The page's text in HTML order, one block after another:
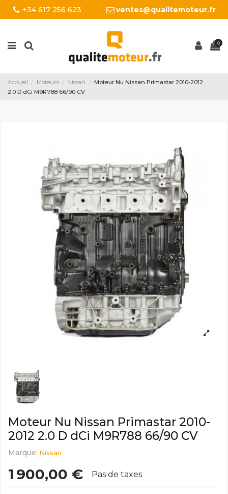
+34 617 256 623 ventes@qualitemoteur.fr
0
Accueil Moteurs Nissan
Moteur Nu Nissan Primastar 2010-2012
2.0 D dCi M9R788 66/90 CV
Moteur Nu Nissan Primastar 2010-
2012 2.0 D dCi M9R788 66/90 CV
Marque: Nissan
1 900,00 € Pas de taxes